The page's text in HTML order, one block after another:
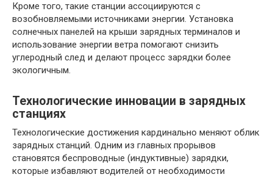
Кроме того, такие станции ассоциируются с
возобновляемыми источниками энергии. Установка
солнечных панелей на крыши зарядных терминалов и
использование энергии ветра помогают снизить
углеродный след и делают процесс зарядки более
экологичным.
Технологические инновации в зарядных
станциях
Технологические достижения кардинально меняют облик
зарядных станций. Одним из главных прорывов
становятся беспроводные (индуктивные) зарядки,
которые избавляют водителей от необходимости